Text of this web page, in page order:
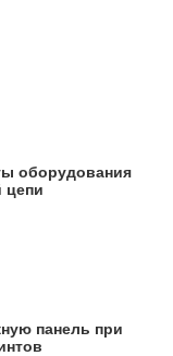
оборудования
цепи
панель при